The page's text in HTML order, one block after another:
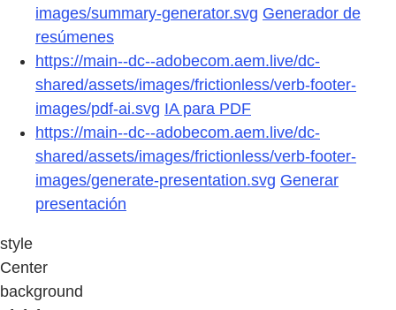
images/summary-generator.svg Generador de
resúmenes
https://main--dc--adobecom.aem.live/dc-
shared/assets/images/frictionless/verb-footer-
images/pdf-ai.svg IA para PDF
https://main--dc--adobecom.aem.live/dc-
shared/assets/images/frictionless/verb-footer-
images/generate-presentation.svg Generar
presentación
style
Center
background